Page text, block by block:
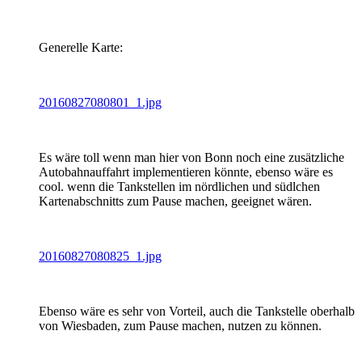
Generelle Karte:
20160827080801_1.jpg
Es wäre toll wenn man hier von Bonn noch eine zusätzliche
Autobahnauffahrt implementieren könnte, ebenso wäre es
cool. wenn die Tankstellen im nördlichen und südlchen
Kartenabschnitts zum Pause machen, geeignet wären.
20160827080825_1.jpg
Ebenso wäre es sehr von Vorteil, auch die Tankstelle oberhalb
von Wiesbaden, zum Pause machen, nutzen zu können.